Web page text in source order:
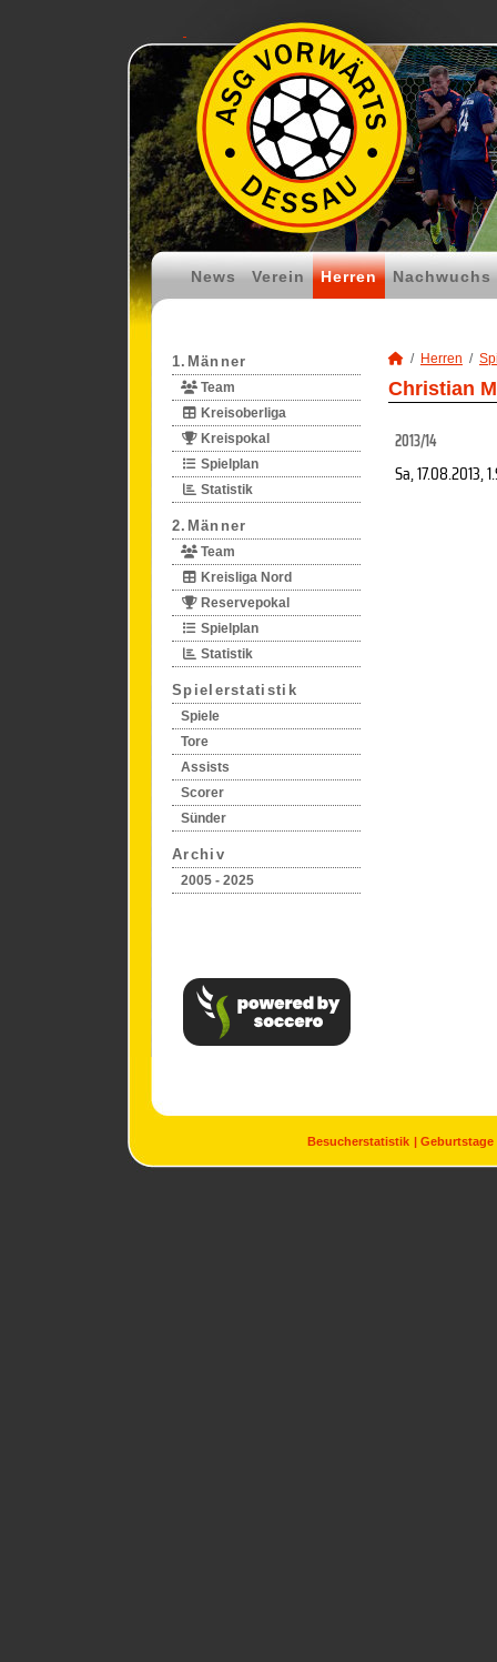
News Verein Herren Nachwuchs
1.Männer
Team
Kreisoberliga
Kreispokal
Spielplan
Statistik
2.Männer
Team
Kreisliga Nord
Reservepokal
Spielplan
Statistik
Spielerstatistik
Spiele
Tore
Assists
Scorer
Sünder
Archiv
2005 - 2025
Herren
Christian
2013/14
Sa, 17.08.2013,
Besucherstatistik Geburtstage